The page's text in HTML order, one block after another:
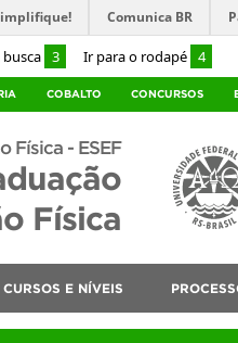
3 Ir para o rodapé 4
Comunica BR
COBALTO CONCURSOS
Física - ESEF
Física
CURSOS E NÍVEIS